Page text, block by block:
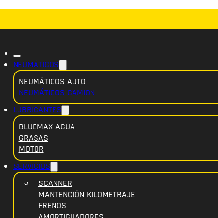
NEUMÁTICOS
NEUMÁTICOS AUTO
NEUMÁTICOS CAMION
LUBRICANTES
BLUEMAX-AGUA
GRASAS
MOTOR
SERVICIOS
SCANNER
MANTENCIÓN KILOMETRAJE
FRENOS